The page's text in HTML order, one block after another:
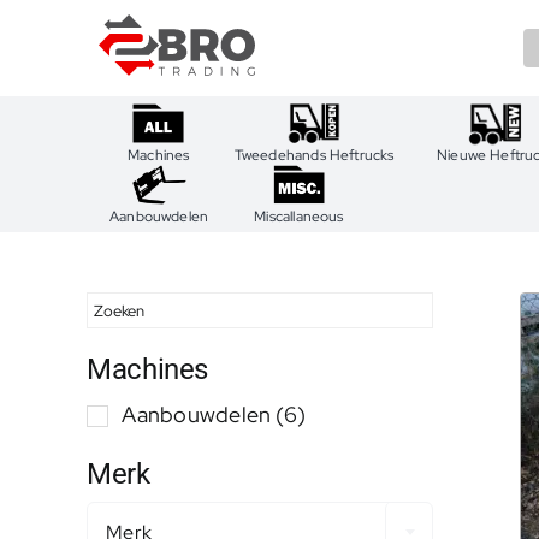
Machines Tweedehands Heftrucks Nieuwe
Aanbouwdelen Miscallaneous
Machines
Aanbouwdelen (6)
Merk
Merk